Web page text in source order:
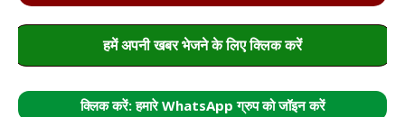
हमें अपनी खबर भेजने के लिए क्लिक करें
क्लिक करें: हमारे WhatsApp ग्रुप को जॉइन करें